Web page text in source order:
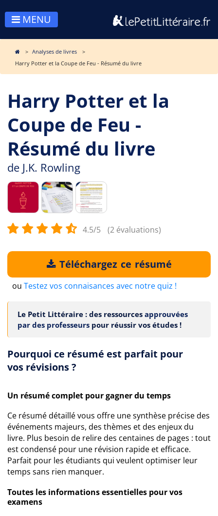
MENU
Analyses de livres
Harry Potter et la Coupe de Feu - Résumé du livre
Harry Potter et la
Coupe de Feu -
Résumé du livre
de J.K. Rowling
4.5/5 (2 évaluations)
Téléchargez ce résumé
ou Testez vos connaisances avec notre quiz !
Le Petit Littéraire : des ressources approuvées
par des professeurs pour réussir vos études !
Pourquoi ce résumé est parfait pour
vos révisions ?
Un résumé complet pour gagner du temps
Ce résumé détaillé vous offre une synthèse précise des
événements majeurs, des thèmes et des enjeux du
livre. Plus besoin de relire des centaines de pages : tout
est condensé pour une révision rapide et efficace.
Parfait pour les étudiants qui veulent optimiser leur
temps sans rien manquer.
Toutes les informations essentielles pour vos
examens